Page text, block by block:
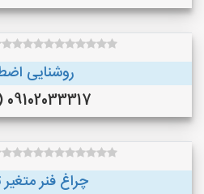
روشنایی
09102033317 (زنجان )
چراغ فنر متغیر